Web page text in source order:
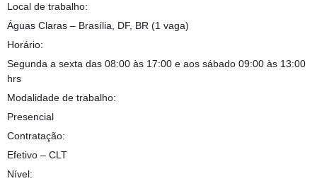
Local de trabalho:
Águas Claras – Brasília, DF, BR (1 vaga)
Horário:
Segunda a sexta das 08:00 às 17:00 e aos sábado 09:00 às 13:00
hrs
Modalidade de trabalho:
Presencial
Contratação:
Efetivo – CLT
Nível: